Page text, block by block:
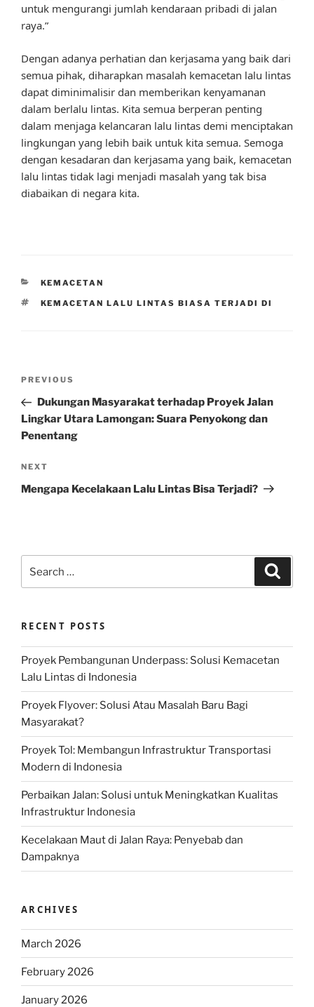
untuk mengurangi jumlah kendaraan pribadi di jalan
raya.”
Dengan adanya perhatian dan kerjasama yang baik dari
semua pihak, diharapkan masalah kemacetan lalu lintas
dapat diminimalisir dan memberikan kenyamanan
dalam berlalu lintas. Kita semua berperan penting
dalam menjaga kelancaran lalu lintas demi menciptakan
lingkungan yang lebih baik untuk kita semua. Semoga
dengan kesadaran dan kerjasama yang baik, kemacetan
lalu lintas tidak lagi menjadi masalah yang tak bisa
diabaikan di negara kita.
CATEGORIES
KEMACETAN
TAGS
KEMACETAN LALU LINTAS BIASA TERJADI DI
Previous
Post
PREVIOUS
Dukungan Masyarakat terhadap Proyek Jalan
Lingkar Utara Lamongan: Suara Penyokong dan
Penentang
Next
Post
NEXT
Mengapa Kecelakaan Lalu Lintas Bisa Terjadi?
for:
RECENT POSTS
Proyek Pembangunan Underpass: Solusi Kemacetan
Lalu Lintas di Indonesia
Proyek Flyover: Solusi Atau Masalah Baru Bagi
Masyarakat?
Proyek Tol: Membangun Infrastruktur Transportasi
Modern di Indonesia
Perbaikan Jalan: Solusi untuk Meningkatkan Kualitas
Infrastruktur Indonesia
Kecelakaan Maut di Jalan Raya: Penyebab dan
Dampaknya
ARCHIVES
March 2026
February 2026
January 2026